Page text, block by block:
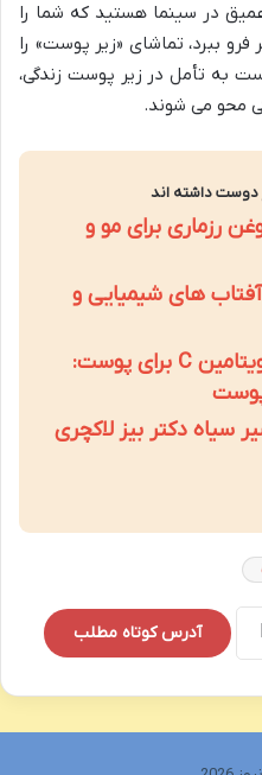
در سینما هستید که شما را
ببرد، تماشای «زیر پوست» را
به تأمل در زیر پوست زندگی،
محو می شوند.
دوست داشته اند
رزماری برای مو و
های شیمیایی و
بهترین زمان مصرف ویتامین C برای پوست:
سیاه دکتر بیز لاکچری
آدرس کوتاه مطلب